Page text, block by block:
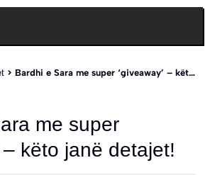
> Bardhi e Sara me super ‘giveaway’ – këto janë detajet!
me super
– këto janë detajet!